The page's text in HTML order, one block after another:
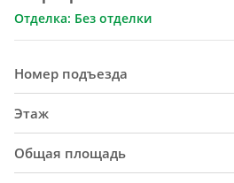
Отделка: Без отделки
Номер подъезда
Этаж
Общая площадь